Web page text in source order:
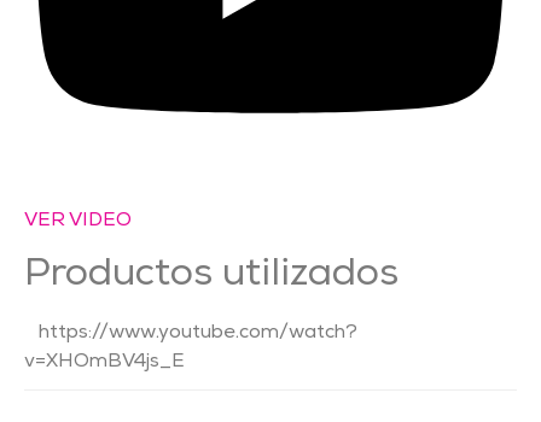
VER VIDEO
Productos utilizados
https://www.youtube.com/watch?
v=XHOmBV4js_E